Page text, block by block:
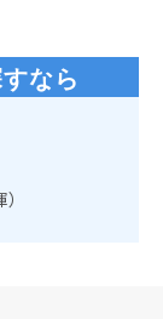
なら